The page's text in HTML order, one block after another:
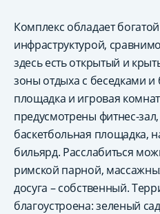
Комплекс обладает
инфраструктурой,
здесь есть открытый и
зоны отдыха с беседками и
площадка и игровая
предусмотрены фитнес-
баскетбольная площадка,
бильярд. Расслабиться
римской парной,
досуга – собственный.
благоустроена: зеленый